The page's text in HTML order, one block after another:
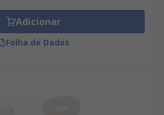
Adicionar
Folha de Dados